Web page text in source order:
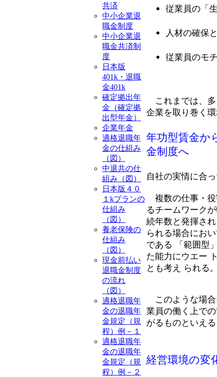
共済
中小企業退
職金制度
中小企業退
職金共済制
度
日本版
401k・退職
金401k
確定拠出年
金（確定拠
出型年金）
企業年金
適格退職年
金の仕組み
（図）
中退共の仕
組み（図）
日本版４０
１kプランの
仕組み
（図）
養老保険の
仕組み
（図）
現金前払い
退職金制度
の流れ
（図）
適格退職年
金の退職年
金規定（規
程）例－１
適格退職年
金の退職年
金規定（規
程）例－２
従業員の「
人材の確保
従業員のモ
これまでは、多
企業を取り巻く
年功型賃金か
金制度へ
自社の実情に合
複数の仕事・役
るチームワーク
続年数と発揮さ
られる場合にお
である 「範囲型
た能力にウエー
とも考え られる
このような場合
業員の働く上で
がるものといえ
経営環境の変